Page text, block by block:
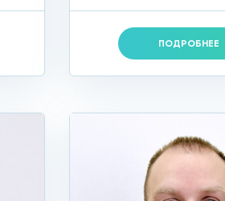
ПОДРОБНЕЕ